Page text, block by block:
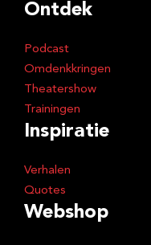
Ontdek
Podcast
Omdenkkringen
Theatershow
Trainingen
Inspiratie
Verhalen
Quotes
Webshop